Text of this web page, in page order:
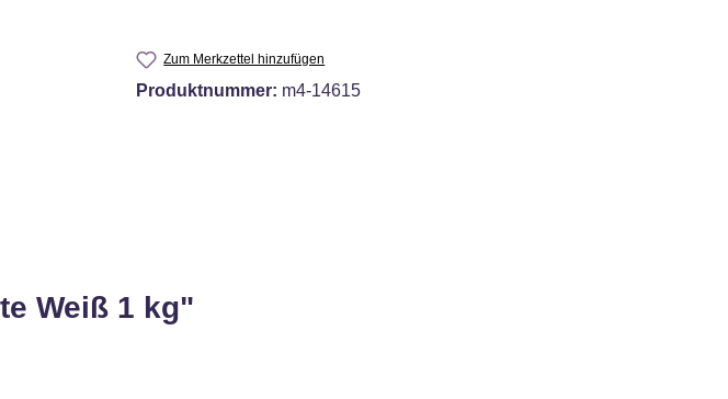
Zum Merkzettel hinzufügen
Produktnummer: m4-14615
Weiß 1 kg"